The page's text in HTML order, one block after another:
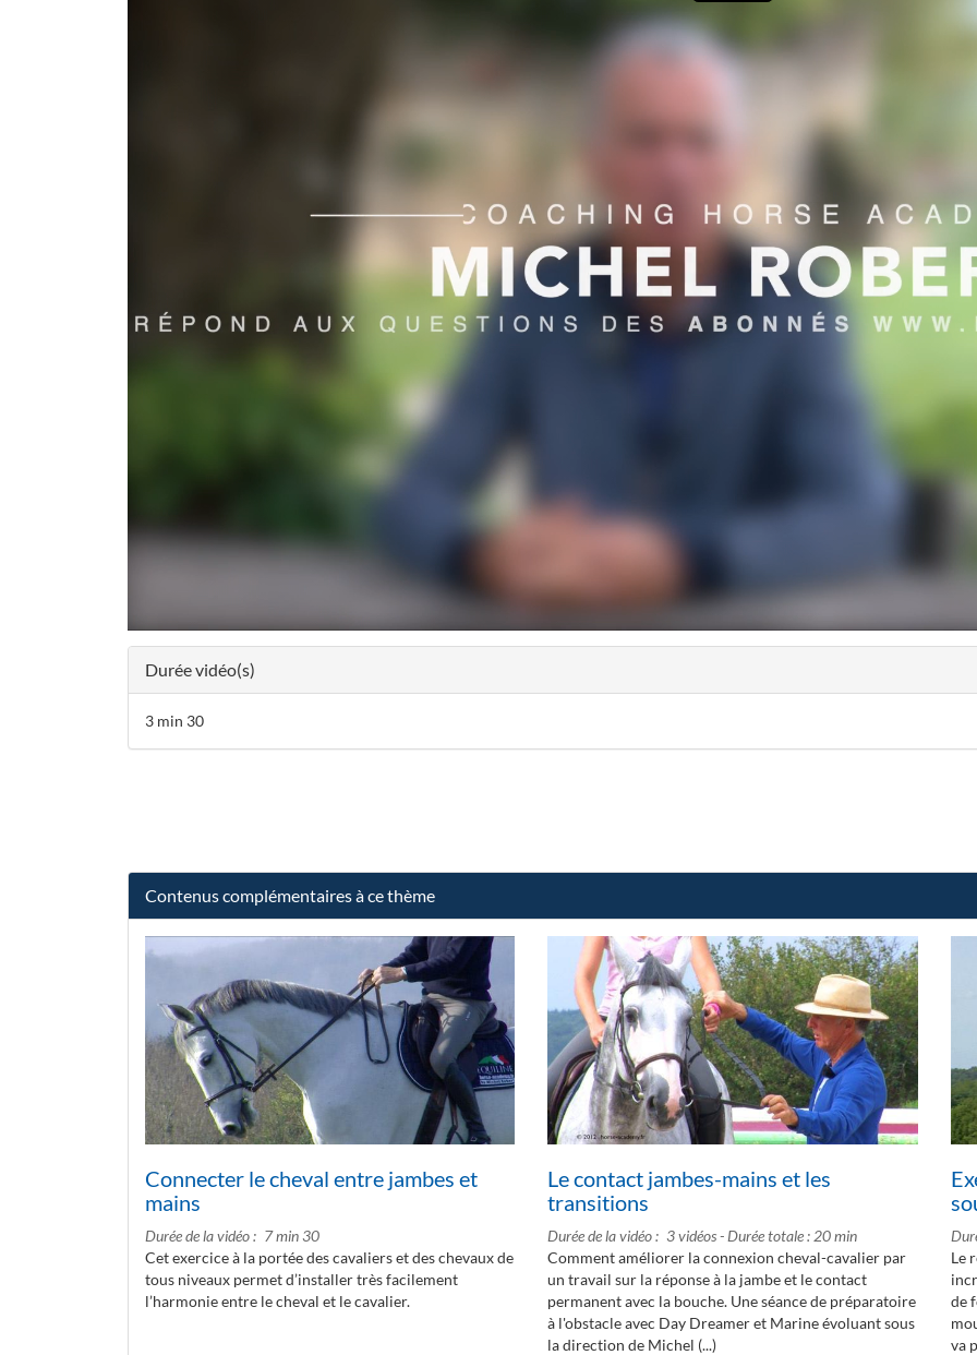
Durée vidéo(s)
3 min 30
Contenus complémentaires à ce thème
Connecter le cheval entre jambes et
mains
Durée de la vidéo
7 min 30
Cet exercice à la portée des cavaliers et des chevaux de
tous niveaux permet d’installer très facilement
l’harmonie entre le cheval et le cavalier.
Le contact jambes-mains et les
transitions
Durée de la vidéo 3 vidéos - Durée totale : 20 min
Comment améliorer la connexion cheval-cavalier par
un travail sur la réponse à la jambe et le contact
permanent avec la bouche. Une séance de préparatoire
à l'obstacle avec Day Dreamer et Marine évoluant sous
la direction de Michel (...)
Le
de
va